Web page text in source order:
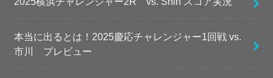
本当に出るとは！2025慶応チャレンジャー1回戦 vs.
市川 プレビュー